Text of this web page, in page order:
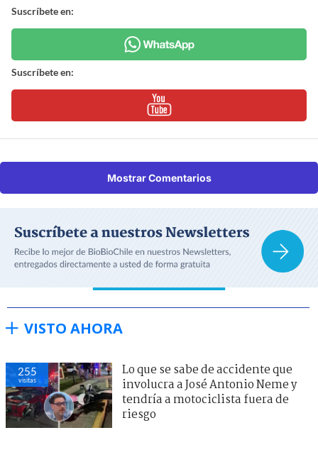
Suscríbete en:
Suscríbete en:
Mostrar Comentarios
VISTO AHORA
255
visitas
Lo que se sabe de accidente que
involucra a José Antonio Neme y
tendría a motociclista fuera de
riesgo